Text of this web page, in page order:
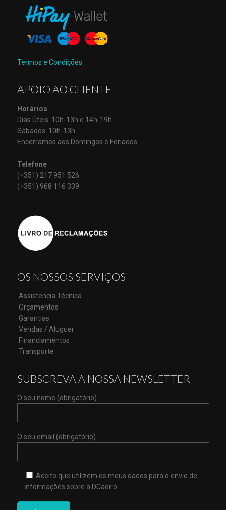
Termos e Condições
APOIO AO CLIENTE
Horários
Dias Úteis: 10h-13h e 14h-19h
Sábados: 10h-13h
Encerramos aos Domingos e Feriados
Telefone
(+351) 217 951 526
(+351) 968 116 339
OS NOSSOS SERVIÇOS
.Assistencia Técnica
.Orçamentos
.Garantias
.Vendas / Aluguer
.Financiamentos
.Transporte
SUBSCREVA A NOSSA NEWSLETTER
O seu nome (obrigatório)
O seu email (obrigatório)
Aceito que utilizem os meus dados para o envio de
informações sobre a DCaeiro